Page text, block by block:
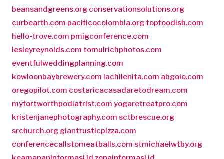
beansandgreens.org conservationsolutions.org
curbearth.com pacificocolombia.org topfoodish.com
hello-trove.com pmigconference.com
lesleyreynolds.com tomulrichphotos.com
eventfulweddingplanning.com
kowloonbaybrewery.com lachilenita.com abgolo.com
oregopilot.com costaricacasadaretodream.com
myfortworthpodiatrist.com yogaretreatpro.com
kristenjanephotography.com sctbrescue.org
srchurch.org giantrusticpizza.com
conferencecallstomeatballs.com stmichaelwtby.org